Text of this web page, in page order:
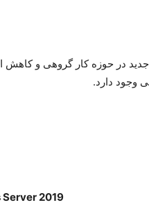
در حوزه کار گروهی و کاهش
وجود دارد.
2019